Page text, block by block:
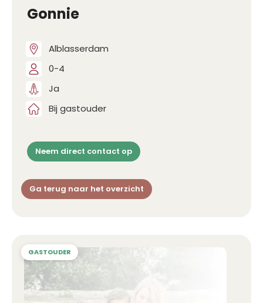
Gonnie
Alblasserdam
0-4
Ja
Bij gastouder
Neem direct contact op
Ga terug naar het overzicht